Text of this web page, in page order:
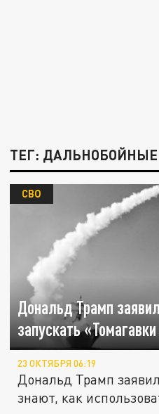
ТЕГ:
Дональд Трамп
запускать
СВО
23 ОКТЯБРЯ 06:19
Дональд Трамп
знают, как